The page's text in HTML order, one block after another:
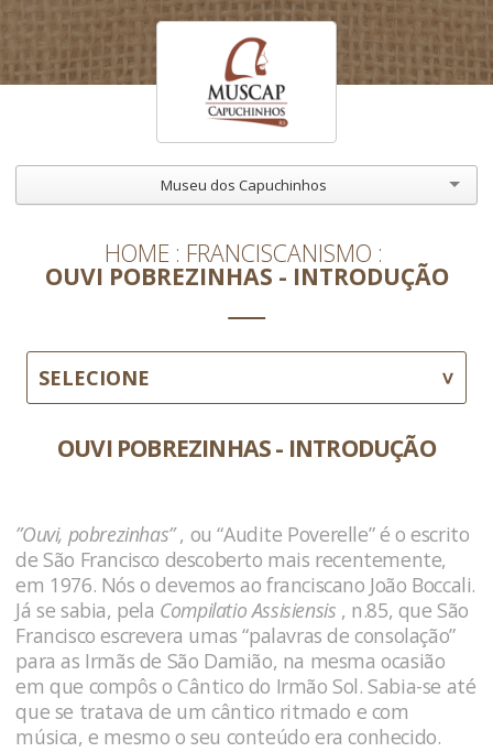
Museu dos Capuchinhos
HOME FRANCISCANISMO
OUVI POBREZINHAS - INTRODUÇÃO
SELECIONE
OUVI POBREZINHAS - INTRODUÇÃO
”Ouvi, pobrezinhas”, ou “Audite Poverelle” é o escrito
de São Francisco descoberto mais recentemente,
em 1976. Nós o devemos ao franciscano João Boccali.
Já se sabia, pela Compilatio Assisiensis , n.85, que São
Francisco escrevera umas “palavras de consolação”
para as Irmãs de São Damião, na mesma ocasião
em que compôs o Cântico do Irmão Sol. Sabia-se até
que se tratava de um cântico ritmado e com
música, e mesmo o seu conteúdo era conhecido.